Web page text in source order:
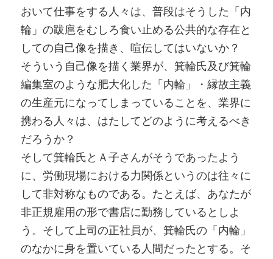
おいて仕事をする人々は、普段はそうした「内
輪」の跋扈をむしろ食い止める公共的な存在と
しての自己像を描き、喧伝してはいないか？
そういう自己像を描く業界が、箕輪氏及び箕輪
編集室のような肥大化した「内輪」・縁故主義
の生産元になってしまっていることを、業界に
携わる人々は、はたしてどのように考えるべき
だろうか？
そして箕輪氏とＡ子さんがそうであったよう
に、労働現場における力関係というのは往々に
して非対称なものである。たとえば、あなたが
非正規雇用の形で書店に勤務しているとしよ
う。そして上司の正社員が、箕輪氏の「内輪」
のなかに身を置いている人間だったとする。そ